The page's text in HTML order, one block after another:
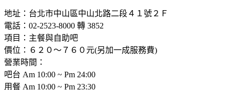
地址：台北市中山區中山北路二段４１號２Ｆ
電話：02-2523-8000 轉 3852
項目：主餐與自助吧
價位：６２０～７６０元(另加一成服務費)
營業時間：
吧台 Am 10:00 ~ Pm 24:00
用餐 Am 10:00 ~ Pm 23:30